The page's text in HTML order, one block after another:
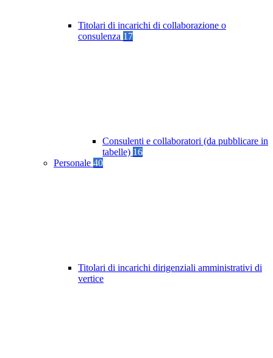
Titolari di incarichi di collaborazione o
consulenza 17
Consulenti e collaboratori (da pubblicare in
tabelle) 16
Personale 40
Titolari di incarichi dirigenziali amministrativi di
vertice